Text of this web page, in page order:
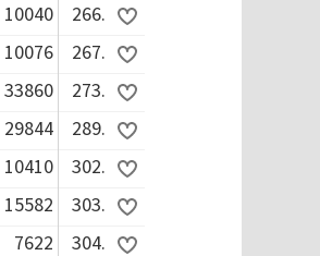
10040
266.
10076
267.
33860
273.
29844
289.
10410
302.
15582
303.
7622
304.